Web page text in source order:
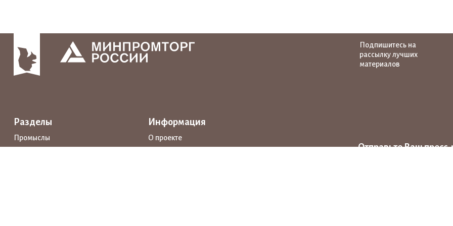
Подпишитесь на
рассылку лучших
материалов
Разделы
Промыслы
Информация
О проекте
Отправьте Ваш